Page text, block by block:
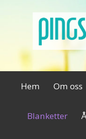
meny
Hem Om oss
Blanketter